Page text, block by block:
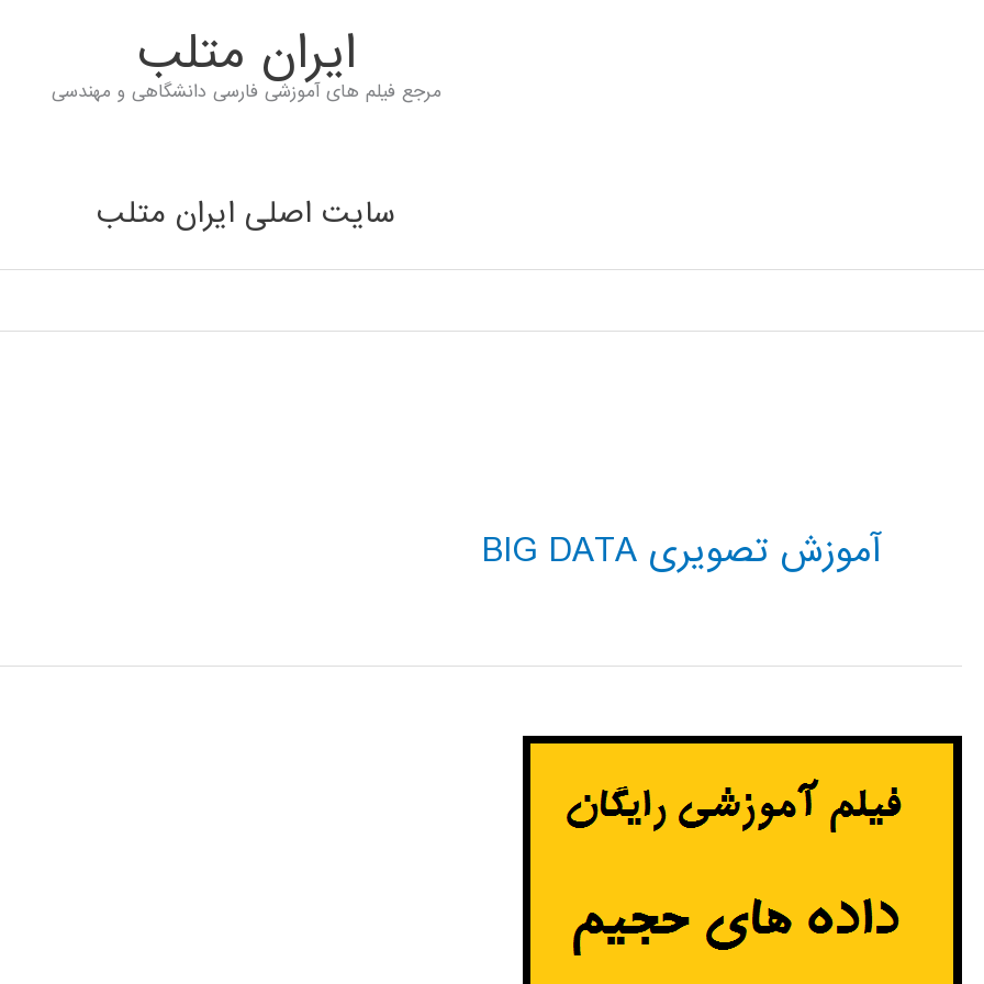
ايران متلب
مرجع فیلم های آموزشی فارسی دانشگاهی و مهندسی
سایت اصلی ایران متلب
آموزش تصویری BIG DATA